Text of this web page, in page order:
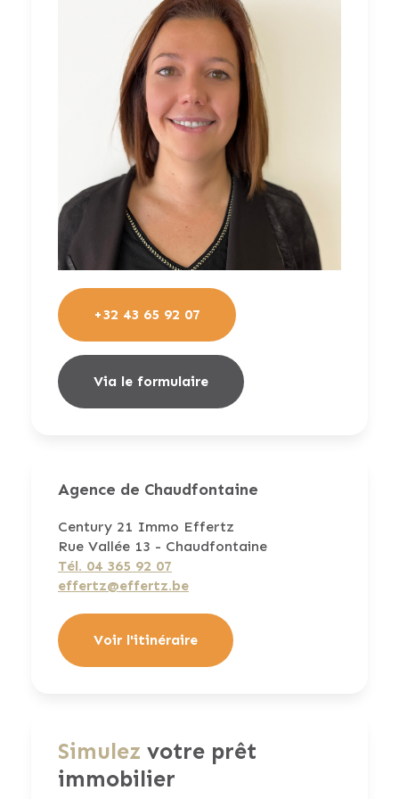
+32 43 65 92 07
Via le formulaire
Agence de Chaudfontaine
Century 21 Immo Effertz
Rue Vallée 13 - Chaudfontaine
Tél. 04 365 92 07
effertz@effertz.be
Voir l'itinéraire
Simulez votre prêt
immobilier